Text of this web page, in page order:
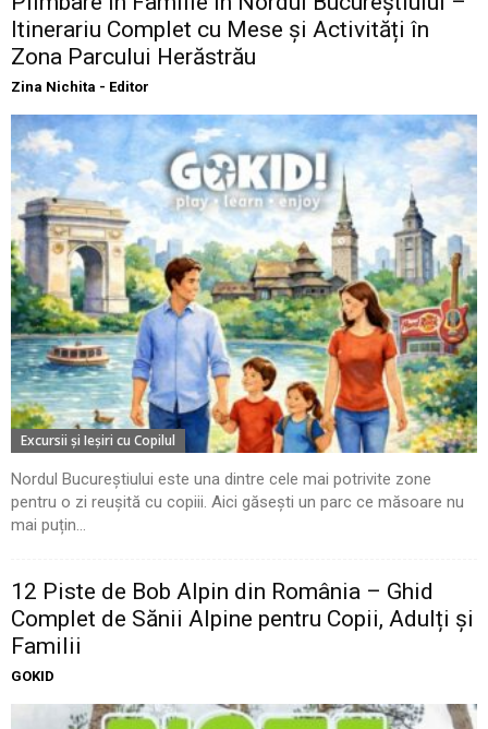
Itinerariu Complet cu Mese și Activități în
Zona Parcului Herăstrău
Zina Nichita - Editor
Excursii şi Ieşiri cu Copilul
Nordul Bucureștiului este una dintre cele mai potrivite zone
pentru o zi reușită cu copiii. Aici găsești un parc ce măsoare nu
mai puțin...
12 Piste de Bob Alpin din România – Ghid
Complet de Sănii Alpine pentru Copii, Adulți și
Familii
GOKID